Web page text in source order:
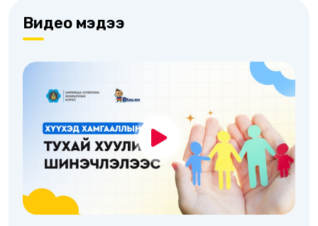
Видео мэдээ